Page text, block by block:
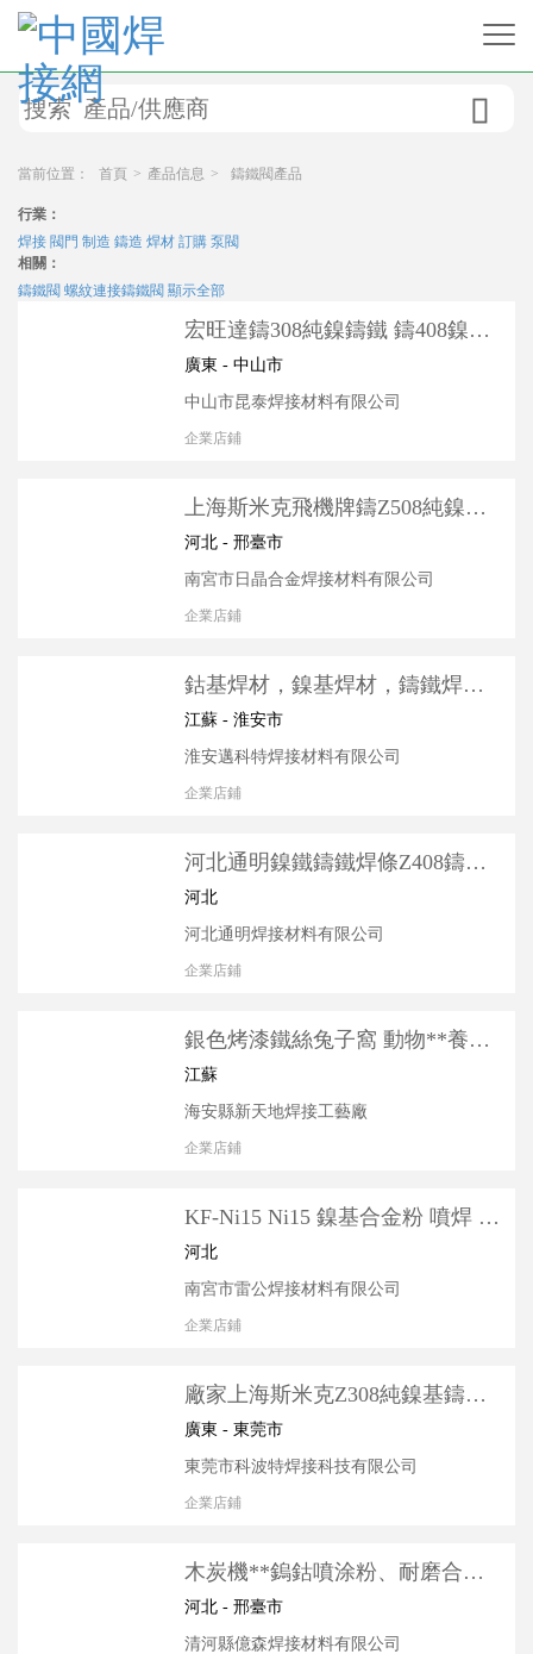

當前位置： 首頁 > 產品信息 > 鑄鐵閥產品
行業：
焊接 閥門 制造 鑄造 焊材 訂購 泵閥
相關：
鑄鐵閥 螺紋連接鑄鐵閥 顯示全部
宏旺達鑄308純鎳鑄鐵 鑄408鎳鐵
鑄鐵 焊條 2.5/3.2/4.0mm
廣東 - 中山市
中山市昆泰焊接材料有限公司
企業店鋪
上海斯米克飛機牌鑄Z508純鎳鑄
鐵電焊條生鐵焊條3.2
河北 - 邢臺市
南宮市日晶合金焊接材料有限公司
企業店鋪
鈷基焊材，鎳基焊材，鑄鐵焊
材，特種耐磨焊條，銀釬焊料
江蘇 - 淮安市
淮安邁科特焊接材料有限公司
企業店鋪
河北通明鎳鐵鑄鐵焊條Z408鑄鐵
焊條ENiFe-CI EZNiFe-1鑄鐵電焊
條
河北
河北通明焊接材料有限公司
企業店鋪
銀色烤漆鐵絲兔子窩 動物**養殖
籠 各種規格寵物籠兔籠
江蘇
海安縣新天地焊接工藝廠
企業店鋪
KF-Ni15 Ni15 鎳基合金粉 噴焊 噴
涂 模具修復 鑄鐵修復
河北
南宮市雷公焊接材料有限公司
企業店鋪
廠家上海斯米克Z308純鎳基鑄鐵
生鐵焊條飛機牌規格齊全批發
廣東 - 東莞市
東莞市科波特焊接科技有限公司
企業店鋪
木炭機**鎢鈷噴涂粉、耐磨合金
粉末、鑄造碳化鎢包覆焊粉
河北 - 邢臺市
清河縣億森焊接材料有限公司